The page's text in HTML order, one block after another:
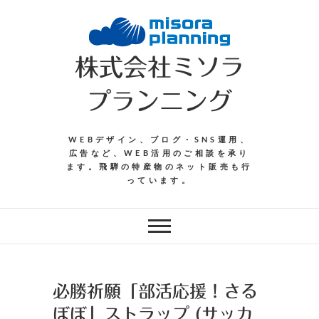
株式会社ミソラ
プランニング
WEBデザイン、ブログ・SNS運用、
広告など、WEB活用のご相談を承り
ます。飛騨の特産物のネット販売も行
っています。
必勝祈願「部活応援！さる
ぼぼ」ストラップ (サッカ